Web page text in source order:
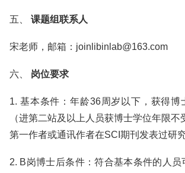
五、 课题组联系人
宋老师，邮箱：joinlibinlab@163.com
六、 岗位要求
1. 基本条件：年龄36周岁以下，获得博
（进第二站及以上人员获博士学位年限不
第一作者或通讯作者在SCI期刊发表过研究
2. B岗博士后条件：符合基本条件的人